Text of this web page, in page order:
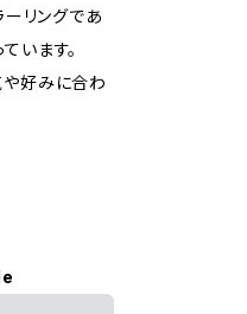
リングであ
います。
や好みに合わ